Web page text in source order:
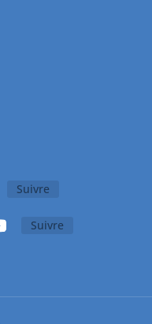
Suivre
Suivre